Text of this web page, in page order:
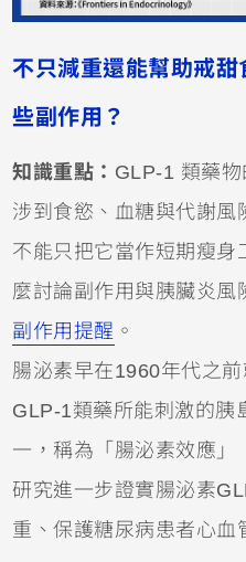
不只減重還能幫助戒
些副作用？
知識重點： GLP-1 類藥
涉到食慾、血糖與代謝風
不能只把它當作短期瘦身
麼討論副作用與胰臟炎風
副作用提醒 。
腸泌素早在1960年代之
GLP-1類藥所能刺激的胰
一，稱為「腸泌素效應
研究進一步證實腸泌素
重、保護糖尿病患者心血